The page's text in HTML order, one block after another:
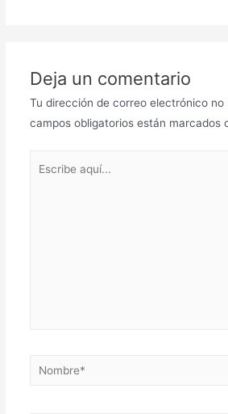
Deja un comentario
Tu dirección de correo electrónico no
campos obligatorios están marcados
Nombre*